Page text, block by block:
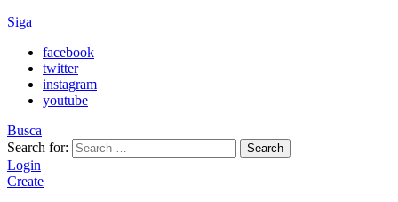
Siga
facebook
twitter
instagram
youtube
Busca
Search for:
Search
Login
Create